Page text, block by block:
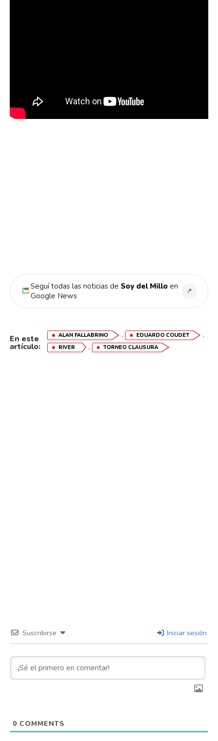
Seguí todas las noticias de Soy del Millo en
Google News
↗
En este
artículo:
ALAN FALLABRINO , EDUARDO COUDET ,
RIVER , TORNEO CLAUSURA
Suscribirse Iniciar sesión
0 COMMENTS